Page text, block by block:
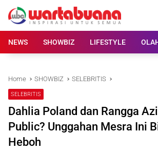
content
NEWS
SHOWBIZ LIFESTYLE
Home SHOWBIZ SELEBRITIS
SELEBRITIS
Dahlia Poland dan Rangga
Public? Unggahan Mesra Ini
Heboh